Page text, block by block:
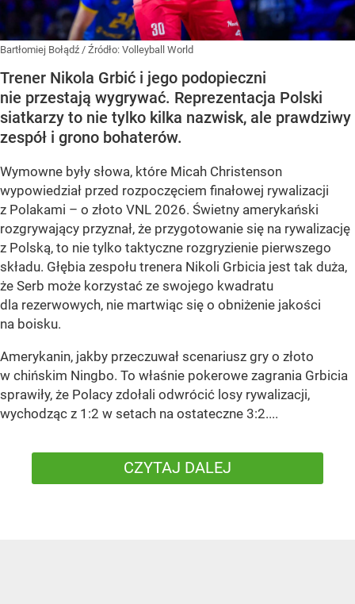
Bartłomiej Bołądź / Źródło: Volleyball World
Trener Nikola Grbić i jego podopieczni
nie przestają wygrywać. Reprezentacja Polski
siatkarzy to nie tylko kilka nazwisk, ale prawdziwy
zespół i grono bohaterów.
Wymowne były słowa, które Micah Christenson
wypowiedział przed rozpoczęciem finałowej rywalizacji
z Polakami – o złoto VNL 2026. Świetny amerykański
rozgrywający przyznał, że przygotowanie się na rywalizację
z Polską, to nie tylko taktyczne rozgryzienie pierwszego
składu. Głębia zespołu trenera Nikoli Grbicia jest tak duża,
że Serb może korzystać ze swojego kwadratu
dla rezerwowych, nie martwiąc się o obniżenie jakości
na boisku.
Amerykanin, jakby przeczuwał scenariusz gry o złoto
w chińskim Ningbo. To właśnie pokerowe zagrania Grbicia
sprawiły, że Polacy zdołali odwrócić losy rywalizacji,
wychodząc z 1:2 w setach na ostateczne 3:2....
CZYTAJ DALEJ